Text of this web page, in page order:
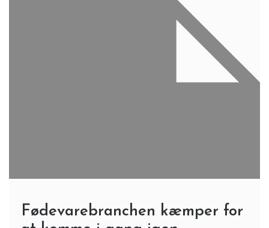
Fødevarebranchen kæmper for